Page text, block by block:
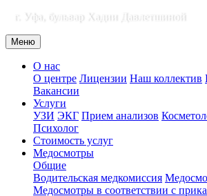
г. Уфа, бульвар Хадии Давлетшиной
Меню
О нас
О центре Лицензии Наш коллектив
Вакансии
Услуги
УЗИ ЭКГ Прием анализов
Психолог
Стоимость услуг
Медосмотры
Общие
Водительская медкомиссия
Медосмотры в соответствии с